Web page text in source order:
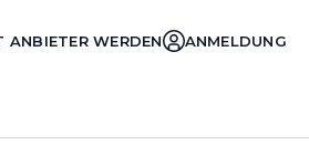
ANBIETER WERDEN ANMELDUNG